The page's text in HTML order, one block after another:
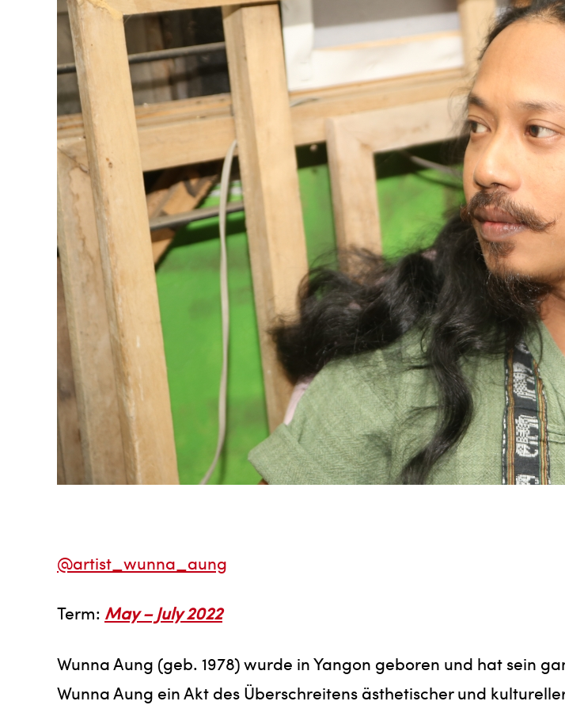
@artist_wunna_aung
Term: May – July 2022
Wunna Aung (geb. 1978) wurde in Yangon geboren und hat sein
Wunna Aung ein Akt des Überschreitens ästhetischer und